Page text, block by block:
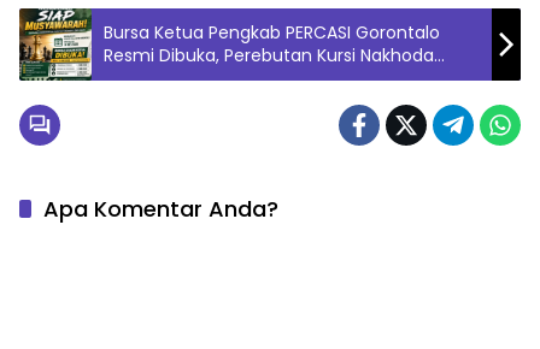
Bursa Ketua Pengkab PERCASI Gorontalo
Resmi Dibuka, Perebutan Kursi Nakhoda
Catur Mulai Memanas
Apa Komentar Anda?